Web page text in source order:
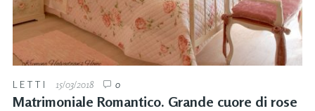
LETTI 15/03/2018 0
Matrimoniale Romantico. Grande cuore di rose